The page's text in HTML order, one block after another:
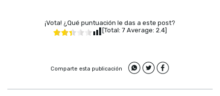
¡Vota! ¿Qué puntuación le das a este post?
[Total: 7 Average: 2.4]
Comparte esta publicación